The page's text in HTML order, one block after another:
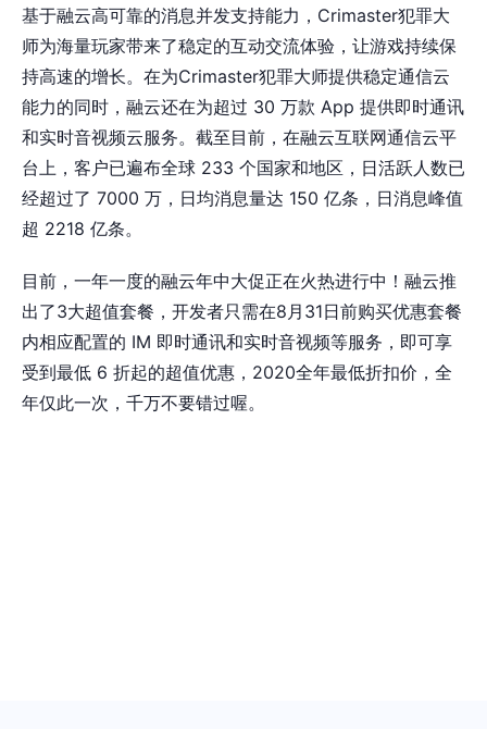
基于融云高可靠的消息并发支持能力，Crimaster犯罪大
师为海量玩家带来了稳定的互动交流体验，让游戏持续保
持高速的增长。在为Crimaster犯罪大师提供稳定通信云
能力的同时，融云还在为超过 30 万款 App 提供即时通讯
和实时音视频云服务。截至目前，在融云互联网通信云平
台上，客户已遍布全球 233 个国家和地区，日活跃人数已
经超过了 7000 万，日均消息量达 150 亿条，日消息峰值
超 2218 亿条。
目前，一年一度的融云年中大促正在火热进行中！融云推
出了3大超值套餐，开发者只需在8月31日前购买优惠套餐
内相应配置的 IM 即时通讯和实时音视频等服务，即可享
受到最低 6 折起的超值优惠，2020全年最低折扣价，全
年仅此一次，千万不要错过喔。